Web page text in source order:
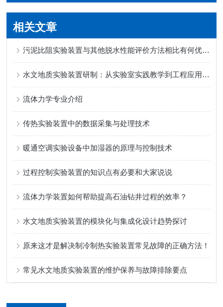
相关文章
污泥比阻实验装置与其他脱水性能评价方法相比有何优势？
水文地质实验装置研制：从实验室实践教学到工程应用的能力提升之路
流体力学专业介绍
传热实验装置中的数据采集与处理技术
暖通空调实验设备中加湿器的原理与控制技术
过程控制实验装置的知识点有必要和大家说说
流体力学装置如何帮助提高石油钻井过程的效率？
水文地质实验装置的模块化与集成化设计趋势探讨
原来这才是解决制冷制热实验装置常见故障的正确方法！
常见水文地质实验装置的维护保养与故障排除要点